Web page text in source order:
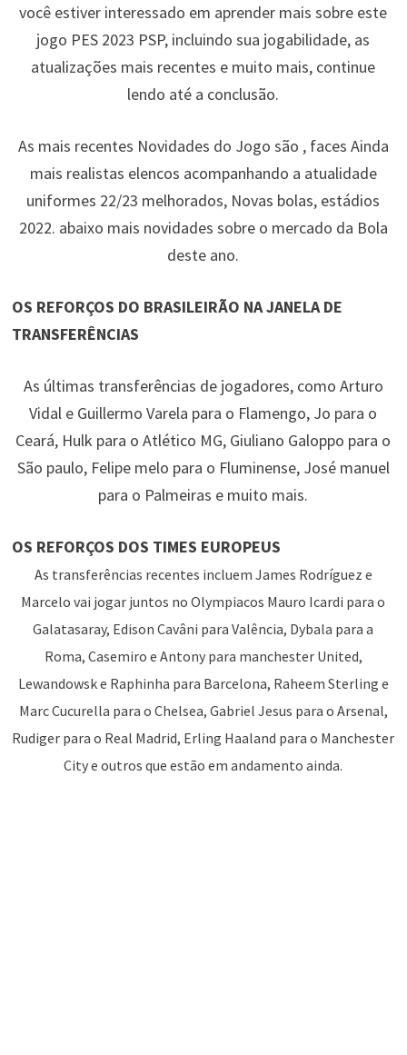
você estiver interessado em aprender mais sobre este
jogo PES 2023 PSP, incluindo sua jogabilidade, as
atualizações mais recentes e muito mais, continue
lendo até a conclusão.
As mais recentes Novidades do Jogo são , faces Ainda
mais realistas elencos acompanhando a atualidade
uniformes 22/23 melhorados, Novas bolas, estádios
2022. abaixo mais novidades sobre o mercado da Bola
deste ano.
OS REFORÇOS DO BRASILEIRÃO NA JANELA DE
TRANSFERÊNCIAS
As últimas transferências de jogadores, como Arturo
Vidal e Guillermo Varela para o Flamengo, Jo para o
Ceará, Hulk para o Atlético MG, Giuliano Galoppo para o
São paulo, Felipe melo para o Fluminense, José manuel
para o Palmeiras e muito mais.
OS REFORÇOS DOS TIMES EUROPEUS
As transferências recentes incluem James Rodríguez e
Marcelo vai jogar juntos no Olympiacos Mauro Icardi para o
Galatasaray, Edison Cavâni para Valência, Dybala para a
Roma, Casemiro e Antony para manchester United,
Lewandowsk e Raphinha para Barcelona, Raheem Sterling e
Marc Cucurella para o Chelsea, Gabriel Jesus para o Arsenal,
Rudiger para o Real Madrid, Erling Haaland para o Manchester
City e outros que estão em andamento ainda.